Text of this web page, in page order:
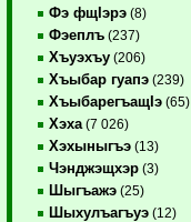
Фэ фщIэрэ (8)
Фэеплъ (237)
Хъуэхъу (206)
Хъыбар гуапэ (239)
ХъыбарегъащIэ (65)
Хэха (7 026)
Хэхыныгъэ (13)
Чэнджэщхэр (3)
Шыгъажэ (25)
Шыхулъагъуэ (12)